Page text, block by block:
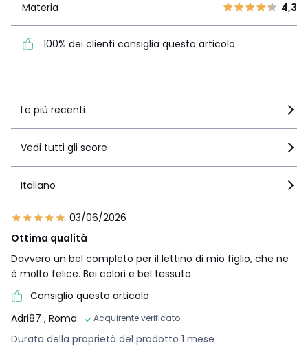
questo articolo
Materia 4,3
100% dei clienti consiglia questo articolo
Le più recenti
Vedi tutti gli score
Italiano
03/06/2026
Ottima qualità
Davvero un bel completo per il lettino di mio figlio, che ne
è molto felice. Bei colori e bel tessuto
Consiglio questo articolo
Adri87 , Roma Acquirente verificato
Durata della proprietà del prodotto 1 mese